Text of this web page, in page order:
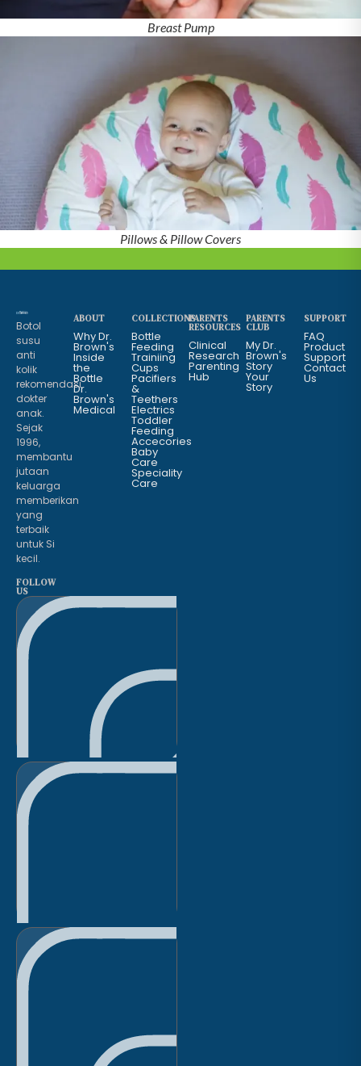
Breast Pump
Pillows & Pillow Covers
Botol
susu
anti
kolik
rekomendasi
dokter
anak.
Sejak
1996,
membantu
jutaan
keluarga
memberikan
yang
terbaik
untuk Si
kecil.
FOLLOW
US
ABOUT
Why Dr.
Brown's
Inside
the
Bottle
Dr.
Brown's
Medical
COLLECTIONS
Bottle
Feeding
Trainiing
Cups
Pacifiers
&
Teethers
Electrics
Toddler
Feeding
Accecories
Baby
Care
Speciality
Care
PARENTS
RESOURCES
Clinical
Research
Parenting
Hub
PARENTS
CLUB
My Dr.
Brown's
Story
Your
Story
SUPPORT
FAQ
Product
Support
Contact
Us